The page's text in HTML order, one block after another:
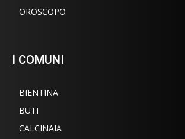
OROSCOPO
I COMUNI
BIENTINA
BUTI
CALCINAIA